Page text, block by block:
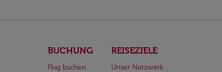
BUCHUNG
Flug buchen
REISEZIELE
Unser Netzwerk